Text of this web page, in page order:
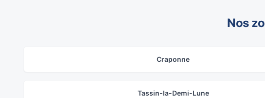
Nos
Craponne
Tassin-la-Demi-Lune